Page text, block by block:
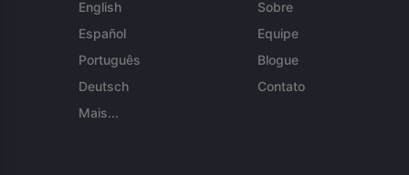
English
Español
Português
Deutsch
Mais...
Sobre
Equipe
Blogue
Contato